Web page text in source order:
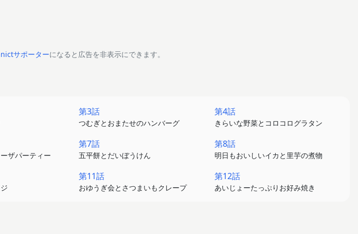
サポーターになると広告を非表示にできます。
第3話
つむぎとおまたせのハンバーグ
第4話
きらいな野菜とコロコログラタン
ザパーティー
第7話
五平餅とだいぼうけん
第8話
明日もおいしいイカと里芋の煮物
第11話
おゆうぎ会とさつまいもクレープ
第12話
あいじょーたっぷりお好み焼き